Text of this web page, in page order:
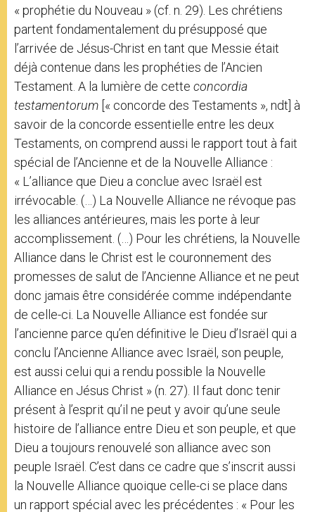
« prophétie du Nouveau » (cf. n. 29). Les chrétiens
partent fondamentalement du présupposé que
l’arrivée de Jésus-Christ en tant que Messie était
déjà contenue dans les prophéties de l’Ancien
Testament. A la lumière de cette concordia
testamentorum [« concorde des Testaments », ndt] à
savoir de la concorde essentielle entre les deux
Testaments, on comprend aussi le rapport tout à fait
spécial de l’Ancienne et de la Nouvelle Alliance :
« L’alliance que Dieu a conclue avec Israël est
irrévocable. (…) La Nouvelle Alliance ne révoque pas
les alliances antérieures, mais les porte à leur
accomplissement. (…) Pour les chrétiens, la Nouvelle
Alliance dans le Christ est le couronnement des
promesses de salut de l’Ancienne Alliance et ne peut
donc jamais être considérée comme indépendante
de celle-ci. La Nouvelle Alliance est fondée sur
l’ancienne parce qu’en définitive le Dieu d’Israël qui a
conclu l’Ancienne Alliance avec Israël, son peuple,
est aussi celui qui a rendu possible la Nouvelle
Alliance en Jésus Christ » (n. 27). Il faut donc tenir
présent à l’esprit qu’il ne peut y avoir qu’une seule
histoire de l’alliance entre Dieu et son peuple, et que
Dieu a toujours renouvelé son alliance avec son
peuple Israël. C’est dans ce cadre que s’inscrit aussi
la Nouvelle Alliance quoique celle-ci se place dans
un rapport spécial avec les précédentes : « Pour les